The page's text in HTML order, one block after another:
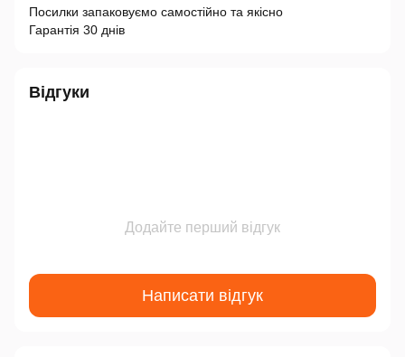
Посилки запаковуємо самостійно та якісно
Гарантія 30 днів
Відгуки
Додайте перший відгук
Написати відгук